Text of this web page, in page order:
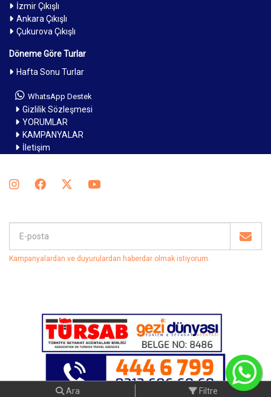
Ara Filtre
İzmir Çıkışlı
Ankara Çıkışlı
Çukurova Çıkışlı
Döneme Göre Turlar
Hafta Sonu Turlar
WhatsApp Destek
Gizlilik Sözleşmesi
YORUMLAR
KAMPANYALAR
İletişim
Kampanyalardan ve duyurulardan haberdar olmak istiyorum.
C